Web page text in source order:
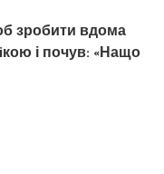
зробити вдома
і почув: «Нащо